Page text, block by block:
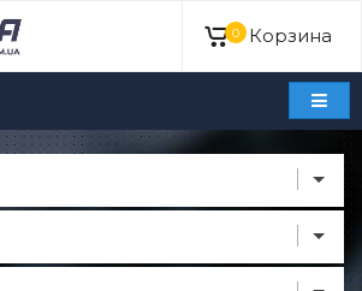
0 Корзина